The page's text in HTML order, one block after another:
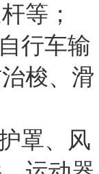
等；
行车输
梭、滑
罩、风